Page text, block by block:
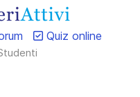
Quiz online